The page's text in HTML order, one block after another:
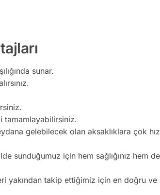
sunar.
tamamlayabilirsiniz.
gelebilecek olan aksaklıklara çok
sunduğumuz için hem sağlığınız hem
yakından takip ettiğimiz için en doğru